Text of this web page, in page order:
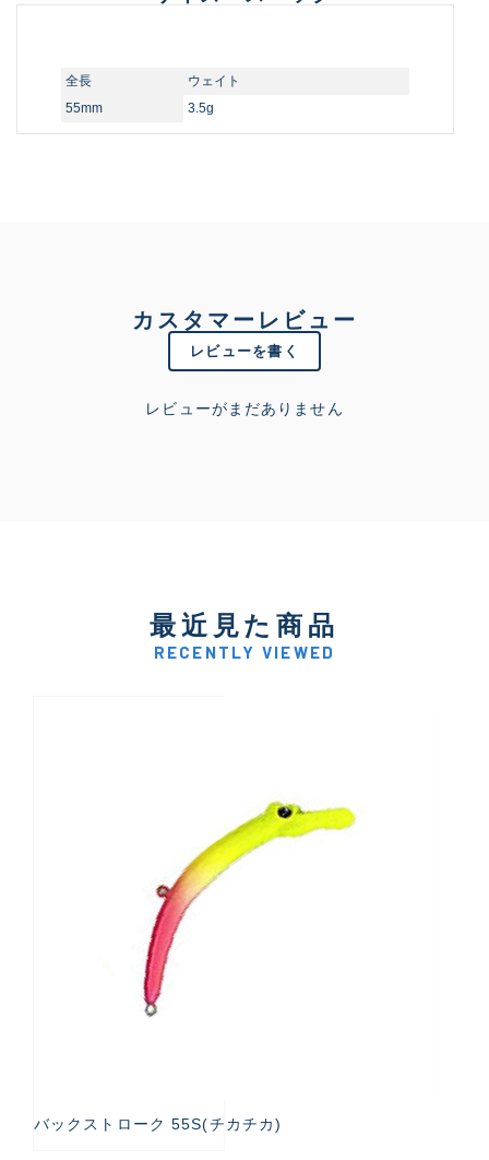
全長
ウェイト
55mm
3.5g
カスタマーレビュー
レビューを書く
レビューがまだありません
最近見た商品
RECENTLY VIEWED
バックストローク 55S(チカチカ)